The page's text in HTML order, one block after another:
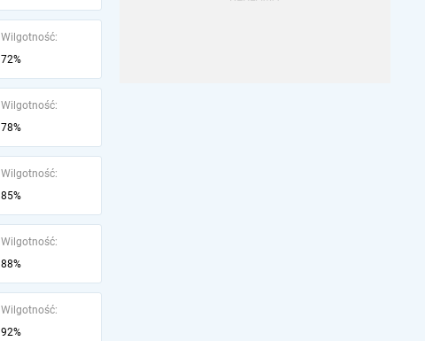
Wilgotność:
72%
Wilgotność:
78%
Wilgotność:
85%
Wilgotność:
88%
Wilgotność:
92%